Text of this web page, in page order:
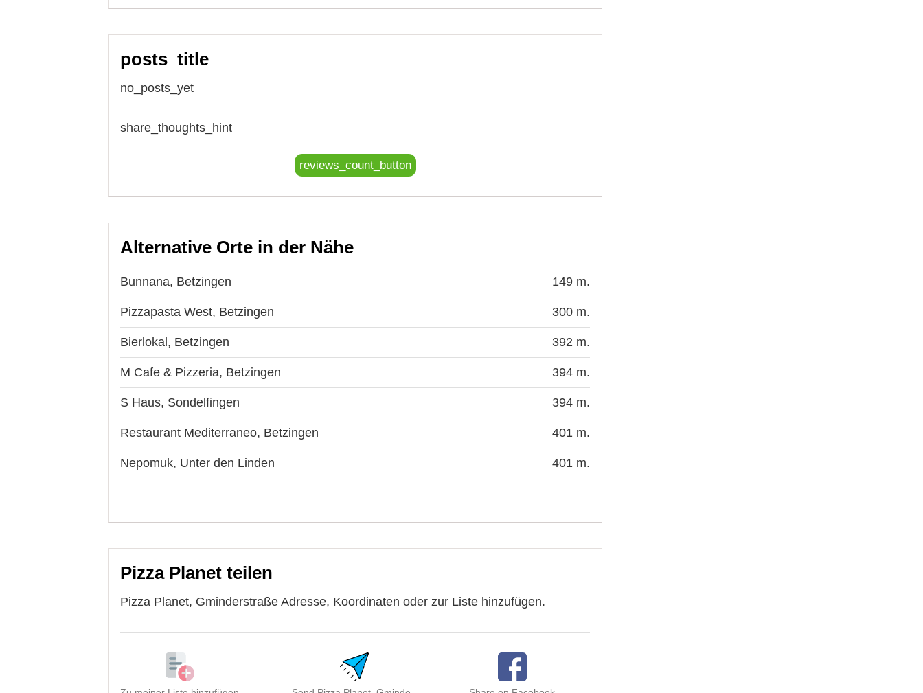
posts_title
no_posts_yet
share_thoughts_hint
reviews_count_button
Alternative Orte in der Nähe
Bunnana, Betzingen 149 m.
Pizzapasta West, Betzingen 300 m.
Bierlokal, Betzingen 392 m.
M Cafe & Pizzeria, Betzingen 394 m.
S Haus, Sondelfingen 394 m.
Restaurant Mediterraneo, Betzingen 401 m.
Nepomuk, Unter den Linden 401 m.
Pizza Planet teilen
Pizza Planet, Gminderstraße Adresse, Koordinaten oder zur Liste hinzufügen.